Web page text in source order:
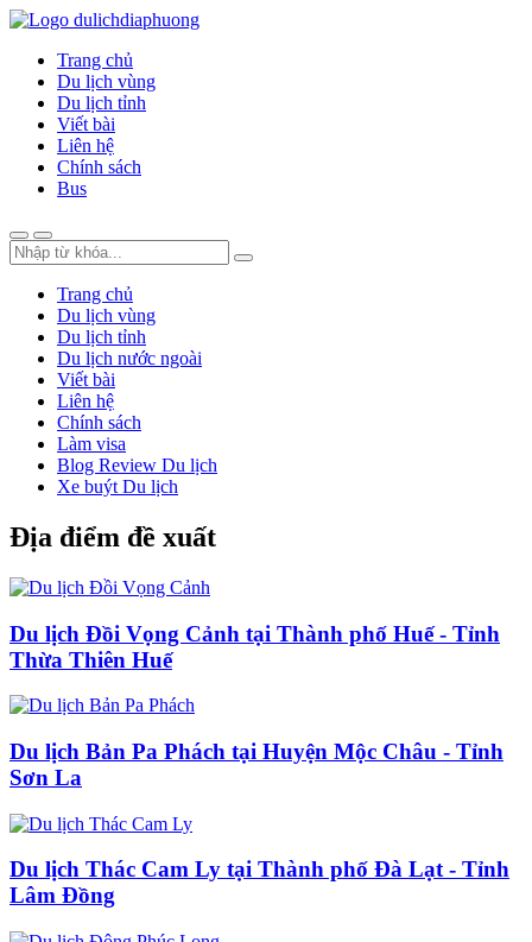
Trang chủ
Du lịch vùng
Du lịch tỉnh
Viết bài
Liên hệ
Chính sách
Bus
Trang chủ
Du lịch vùng
Du lịch tỉnh
Du lịch nước ngoài
Viết bài
Liên hệ
Chính sách
Làm visa
Blog Review Du lịch
Xe buýt Du lịch
Địa điểm đề xuất
Du lịch Đồi Vọng Cảnh tại Thành phố Huế - Tỉnh
Thừa Thiên Huế
Du lịch Bản Pa Phách tại Huyện Mộc Châu - Tỉnh
Sơn La
Du lịch Thác Cam Ly tại Thành phố Đà Lạt - Tỉnh
Lâm Đồng